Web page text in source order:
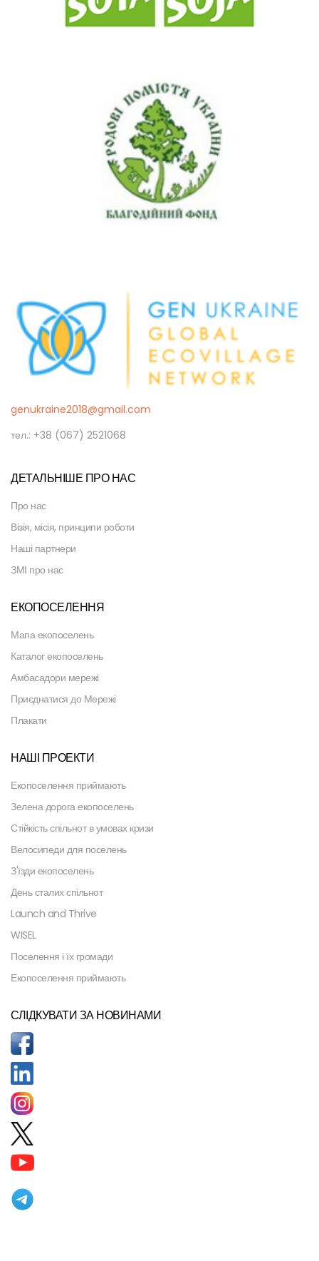
genukraine2018@gmail.com
тел.: +38 (067) 2521068
ДЕТАЛЬНІШЕ ПРО НАС
Про нас
Візія, місія, принципи роботи
Наші партнери
ЗМІ про нас
ЕКОПОСЕЛЕННЯ
Мапа екопоселень
Каталог екопоселень
Амбасадори мережі
Приєднатися до Мережі
Плакати
НАШІ ПРОЕКТИ
Екопоселення приймають
Зелена дорога екопоселень
Стійкість спільнот в умовах кризи
Велосипеди для поселень
З'їзди екопоселень
День сталих спільнот
Launch and Thrive
WISEL
Поселення і їх громади
Екопоселення приймають
СЛІДКУВАТИ ЗА НОВИНАМИ